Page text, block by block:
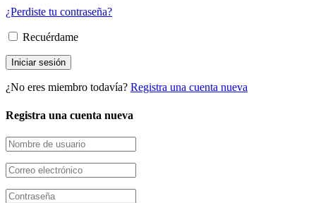
¿Perdiste tu contraseña?
Recuérdame
¿No eres miembro todavía? Registra una cuenta nueva
Registra una cuenta nueva